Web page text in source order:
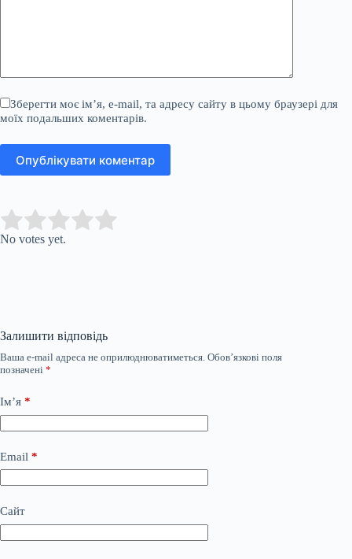
Зберегти моє ім’я, e-mail, та адресу сайту в цьому браузері для
моїх подальших коментарів.
Опублікувати коментар
Rate this item:
No votes yet.
Залишити відповідь
Ваша e-mail адреса не оприлюднюватиметься. Обов’язкові поля
позначені *
Ім’я *
Email *
Сайт